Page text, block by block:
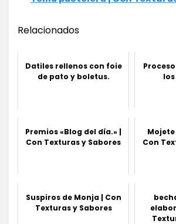
Relacionados
Datiles rellenos con foie
de pato y boletus.
Premios «Blog del día.» |
Con Texturas y Sabores
Con
Suspiros de Monja | Con
Texturas y Sabores